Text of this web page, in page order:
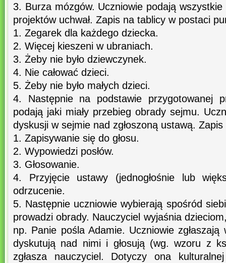
3. Burza mózgów. Uczniowie podają wszystkie
projektów uchwał. Zapis na tablicy w postaci
1. Zegarek dla każdego dziecka.
2. Więcej kieszeni w ubraniach.
3. Żeby nie było dziewczynek.
4. Nie całować dzieci.
5. Żeby nie było małych dzieci.
4. Następnie na podstawie przygotowanej
podają jaki miały przebieg obrady sejmu.
dyskusji w sejmie nad zgłoszoną ustawą.
1. Zapisywanie się do głosu.
2. Wypowiedzi posłów.
3. Głosowanie.
4. Przyjęcie ustawy (jednogłośnie lub
odrzucenie.
5. Następnie uczniowie wybierają spośród
prowadzi obrady. Nauczyciel wyjaśnia
np. Panie pośla Adamie. Uczniowie zgłaszają
dyskutują nad nimi i głosują (wg. wzoru z
zgłasza nauczyciel. Dotyczy ona